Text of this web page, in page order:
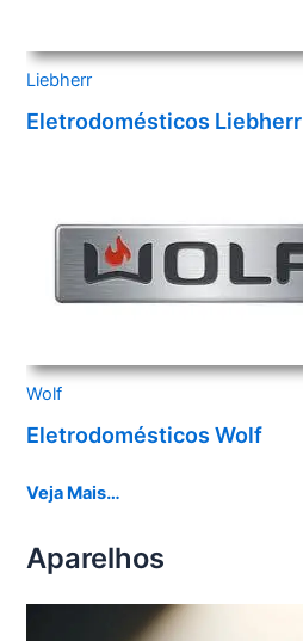
Liebherr
Eletrodomésticos Liebherr
Wolf
Eletrodomésticos Wolf
Veja Mais…
Aparelhos